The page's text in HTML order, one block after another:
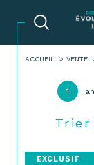
ACCUEIL VENTE
1
Trier
EXCLUSIF